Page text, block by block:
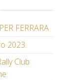
FERRARA
2023.
Club